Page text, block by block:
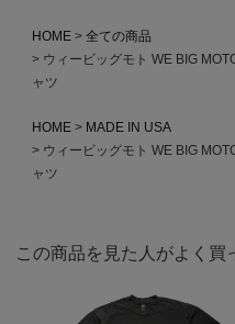
HOME
全ての商品
ウィービッグモト WE BIG
ャツ
HOME
MADE IN USA
ウィービッグモト WE BIG
ャツ
この商品を見た人がよく買